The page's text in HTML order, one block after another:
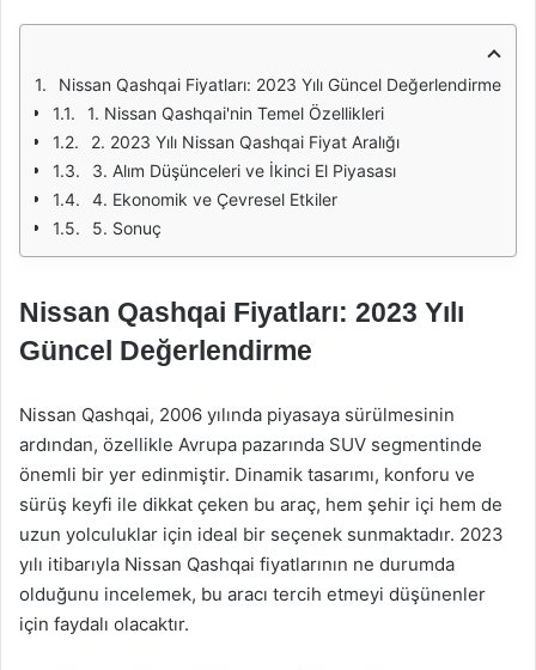
Nissan Qashqai Fiyatları: 2023 Yılı Güncel Değerlendirme
1. Nissan Qashqai'nin Temel Özellikleri
2. 2023 Yılı Nissan Qashqai Fiyat Aralığı
3. Alım Düşünceleri ve İkinci El Piyasası
4. Ekonomik ve Çevresel Etkiler
5. Sonuç
Nissan Qashqai Fiyatları: 2023 Yılı
Güncel Değerlendirme
Nissan Qashqai, 2006 yılında piyasaya sürülmesinin
ardından, özellikle Avrupa pazarında SUV segmentinde
önemli bir yer edinmiştir. Dinamik tasarımı, konforu ve
sürüş keyfi ile dikkat çeken bu araç, hem şehir içi hem de
uzun yolculuklar için ideal bir seçenek sunmaktadır. 2023
yılı itibarıyla Nissan Qashqai fiyatlarının ne durumda
olduğunu incelemek, bu aracı tercih etmeyi düşünenler
için faydalı olacaktır.